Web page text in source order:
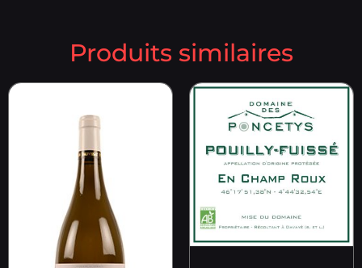
Produits similaires